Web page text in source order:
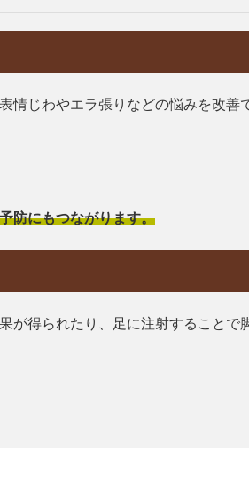
じわやエラ張りなどの悩みを改善
防にもつながります。
得られたり、足に注射することで